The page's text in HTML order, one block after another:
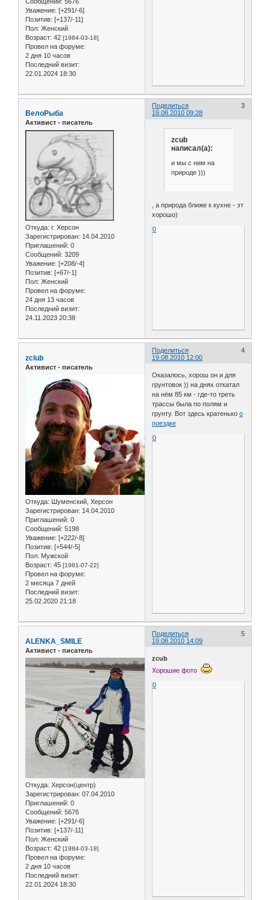
Уважение: [+291/-6]
Позитив: [+137/-11]
Пол: Женский
Возраст: 42 [1984-03-18]
Провел на форуме:
2 дня 10 часов
Последний визит:
22.01.2024 18:30
Поделиться
3
19.08.2010 09:28
ВелоРыба
Активист - писатель
Откуда: г. Херсон
Зарегистрирован: 14.04.2010
Приглашений: 0
Сообщений: 3209
Уважение: [+208/-4]
Позитив: [+67/-1]
Пол: Женский
Провел на форуме:
24 дня 13 часов
Последний визит:
24.11.2023 20:38
zcub
написал(а):
и мы с ним на
природе )))
, а природа ближе к кухне - эт
хорошо)
0
Поделиться
4
19.08.2010 12:00
zclub
Активист - писатель
Откуда: Шуменский, Херсон
Зарегистрирован: 14.04.2010
Приглашений: 0
Сообщений: 5198
Уважение: [+222/-8]
Позитив: [+544/-5]
Пол: Мужской
Возраст: 45 [1981-07-22]
Провел на форуме:
2 месяца 7 дней
Последний визит:
25.02.2020 21:18
Оказалось, хорош он и для
грунтовок )) на днях откатал
на нём 85 км - где-то треть
трассы была по полям и
грунту. Вот здесь кратенькоо
поездке
0
Поделиться
5
19.08.2010 14:09
ALENKA_SMILE
Активист - писатель
Откуда: Херсон(центр)
Зарегистрирован: 07.04.2010
Приглашений: 0
Сообщений: 5676
Уважение: [+291/-6]
Позитив: [+137/-11]
Пол: Женский
Возраст: 42 [1984-03-18]
Провел на форуме:
2 дня 10 часов
Последний визит:
22.01.2024 18:30
zcub
Хорошие фото
0